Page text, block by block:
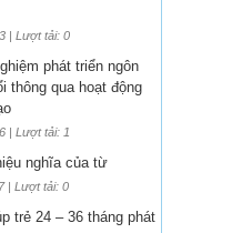
| Lượt tải: 0
phát triển ngôn
thông qua hoạt động
| Lượt tải: 1
nghĩa của từ
| Lượt tải: 0
trẻ 24 – 36 tháng phát